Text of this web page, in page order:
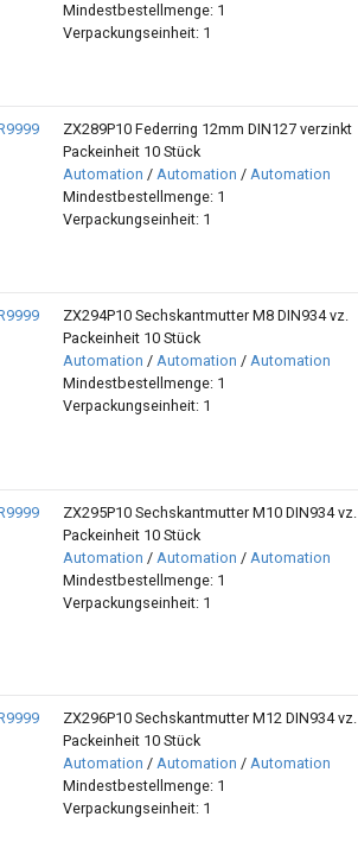
Mindestbestellmenge: 1
Verpackungseinheit: 1
ZX289P10 Federring 12mm DIN127 verzinkt
Packeinheit 10 Stück
Automation / Automation / Automation
Mindestbestellmenge: 1
Verpackungseinheit: 1
ZX294P10 Sechskantmutter M8 DIN934 vz.
Packeinheit 10 Stück
Automation / Automation / Automation
Mindestbestellmenge: 1
Verpackungseinheit: 1
ZX295P10 Sechskantmutter M10 DIN934 vz.
Packeinheit 10 Stück
Automation / Automation / Automation
Mindestbestellmenge: 1
Verpackungseinheit: 1
ZX296P10 Sechskantmutter M12 DIN934 vz.
Packeinheit 10 Stück
Automation / Automation / Automation
Mindestbestellmenge: 1
Verpackungseinheit: 1